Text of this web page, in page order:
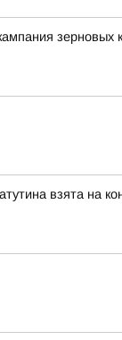
зерновых
взята на